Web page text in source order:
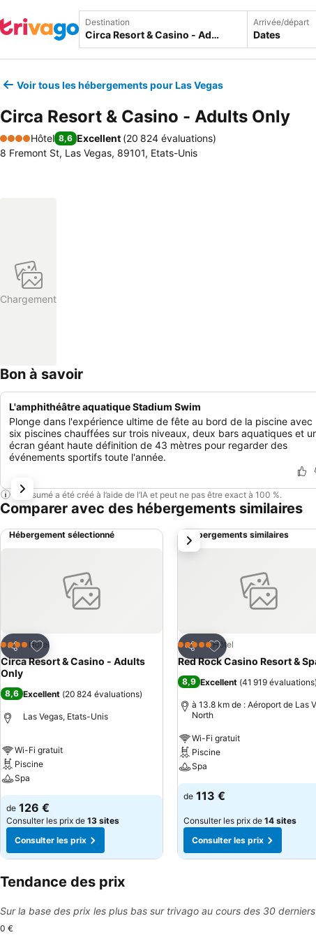
Destination Arrivée/départ
Dates
Voir tous les hébergements pour Las Vegas
Circa Resort & Casino - Adults Only
4 Étoiles
Hôtel 8,6 Excellent (20 824 évaluations)
8 Fremont St, Las Vegas, 89101, Etats-Unis
Chargement
Bon à savoir
L'amphithéâtre aquatique Stadium Swim
Plonge dans l'expérience ultime de fête au bord de la piscine avec
six piscines chauffées sur trois niveaux, deux bars aquatiques et
écran géant haute définition de 43 mètres pour regarder des
événements sportifs toute l'année.
Ce résumé a été créé à l’aide de l’IA et peut ne pas être exact à 100 %.
Comparer avec des hébergements similaires
Hébergement sélectionné
Partager
Ajouter à mes favoris
4 ÉtoilesHôtel
Circa Resort & Casino - Adults
Only
8,6 Excellent (20 824 évaluations)
Las Vegas, Etats-Unis
Wi-Fi gratuit
Piscine
Spa
de 126 €
Consulter les prix de 13 sites
Consulter les prix
Hébergements similaires
Partager
Ajouter à mes favoris
5 Étoiles Hôtel
Red Rock Casino Resort &
8,9 Excellent (41 919 évaluations)
à 13.8 km de : Aéroport de Las
North
Wi-Fi gratuit
Piscine
Spa
de 113 €
Consulter les prix de 14 sites
Consulter les prix
suivant
Tendance des prix
Sur la base des prix les plus bas sur trivago au cours des 30
0 €